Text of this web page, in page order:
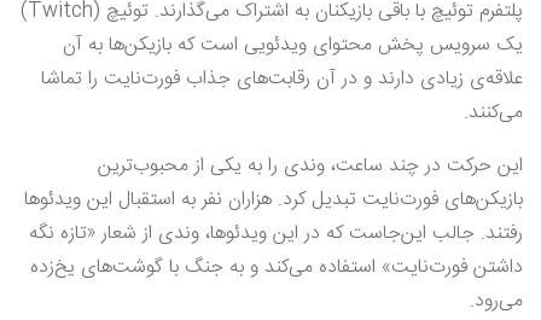
پلتفرم توئیچ با باقی بازیکنان به اشتراک می‌گذارند. توئیچ (Twitch)
یک سرویس پخش محتوای ویدئویی است که بازیکن‌ها به آن
علاقه‌ی زیادی دارند و در آن رقابت‌های جذاب فورت‌نایت را تماشا
می‌کنند.
این حرکت در چند ساعت، وندی را به یکی از محبوب‌ترین
بازیکن‌های فورت‌نایت تبدیل کرد. هزاران نفر به استقبال این ویدئوها
رفتند. جالب این‌جاست که در این ویدئوها، وندی از شعار «تازه نگه
داشتن فورت‌نایت» استفاده می‌کند و به جنگ با گوشت‌های یخ‌زده
می‌رود.